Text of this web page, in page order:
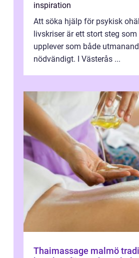
inspiration
Att söka hjälp för psykisk
livskriser är ett stort steg
upplever som både
nödvändigt. I Västerås ...
Thaimassage malmö traditionell